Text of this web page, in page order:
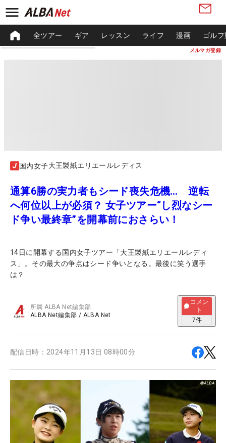
メルマガ登録
全ツアー ギア レッスン ライフ 漫画 ゴル
国内女子大王製紙エリエールレディス
通算6勝の実力者もシード喪失危機… 逆転
へ何位以上が必須？ 女子ツアー“し烈なシー
ド争い最終章”を開幕前におさらい！
14日に開幕する国内女子ツアー「大王製紙エリエールレディ
ス」。その最大の争点はシード争いとなる。最後に笑う選手
は？
所属ALBA Net編集部
ALBA Net編集部 / ALBA Net
コメン
ト
7件
配信日時： 2024年11月13日 08時00分